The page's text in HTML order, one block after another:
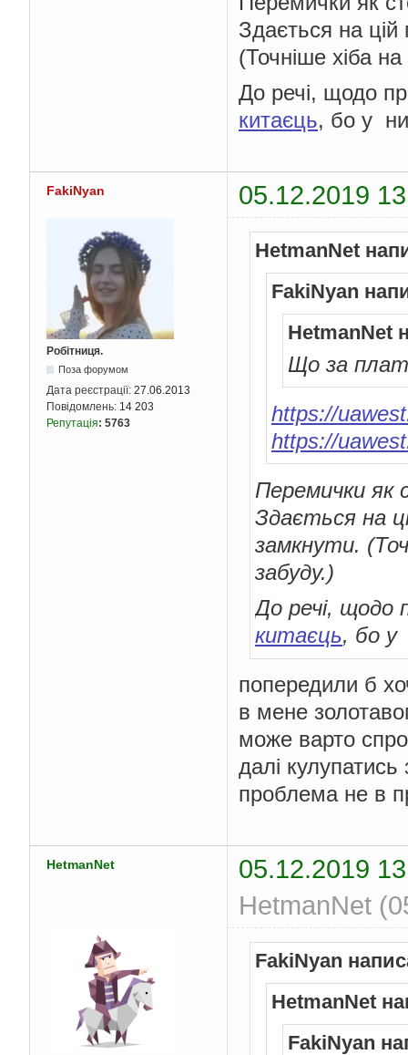
Здається на
(Точніше хіба
До речі, щодо
китаєць, бо у
FakiNyan 05.12.2019
Робітниця.
Поза форумом
Дата реєстрації: 27.06.2013
Повідомлень: 14 203
Репутація: 5763
HetmanNet
FakiNyan
HetmanNet
Що за
https://
https://
Перемички як
Здається на
замкнути.
забуду.)
До речі, щодо
китаєць, бо у
попередили б
в мене
може варто
далі
проблема не в
HetmanNet
05.12.2019
HetmanNet
FakiNyan
HetmanNet
FakiNyan